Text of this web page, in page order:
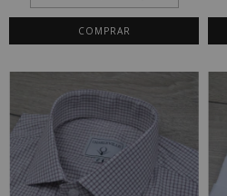
COMPRAR